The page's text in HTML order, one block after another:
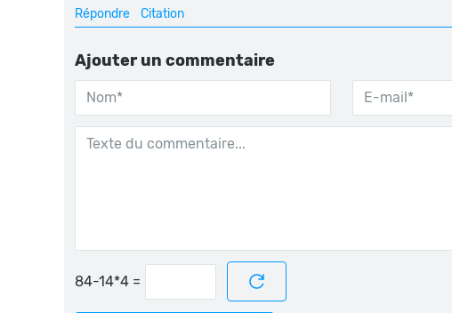
Répondre Citation
Ajouter un commentaire
=